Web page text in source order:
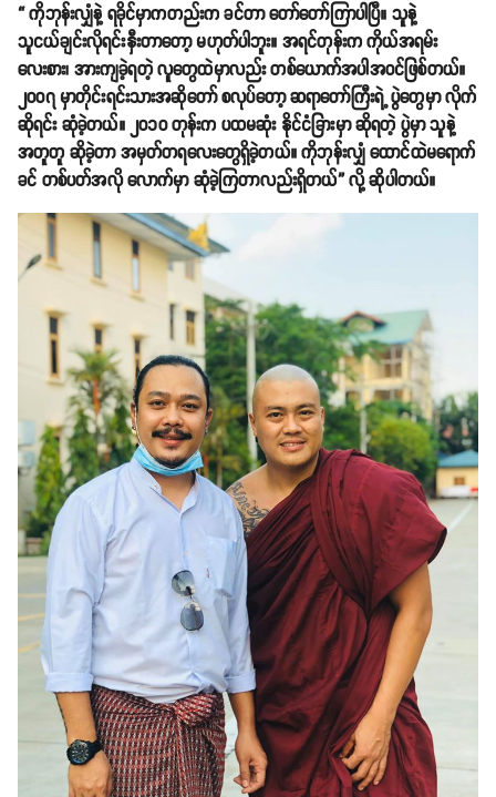
“ ကိုဘုန်းလျှံနဲ့ ရခိုင်မှာကတည်းက ခင်တာ တော်တော်ကြာပါပြီ။ သူနဲ့
သူငယ်ချင်းလိုရင်းနှီးတာတော့ မဟုတ်ပါဘူး။ အရင်တုန်းက ကိုယ်အရမ်း
လေးစား၊ အားကျခဲ့ရတဲ့ လူတွေထဲမှာလည်း တစ်ယောက်အပါအဝင်ဖြစ်တယ်။
၂၀၀၇ မှာတိုင်းရင်းသားအဆိုတော် စလုပ်တော့ ဆရာတော်ကြီးရဲ့ ပွဲတွေမှာ လိုက်
ဆိုရင်း ဆုံခဲ့တယ်။ ၂၀၁၀ တုန်းက ပထမဆုံး နိုင်ငံခြားမှာ ဆိုရတဲ့ ပွဲမှာ သူနဲ့
အတူတူ ဆိုခဲ့တာ အမှတ်တရလေးတွေရှိခဲ့တယ်။ ကိုဘုန်းလျှံ ထောင်ထဲမရောက်
ခင် တစ်ပတ်အလို လောက်မှာ ဆုံခဲ့ကြတာလည်းရှိတယ်” လို့ ဆိုပါတယ်။